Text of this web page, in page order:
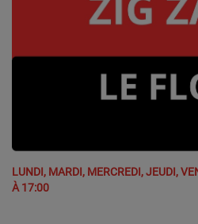
LUNDI, MARDI, MERCREDI, JEUDI,
À 17:00